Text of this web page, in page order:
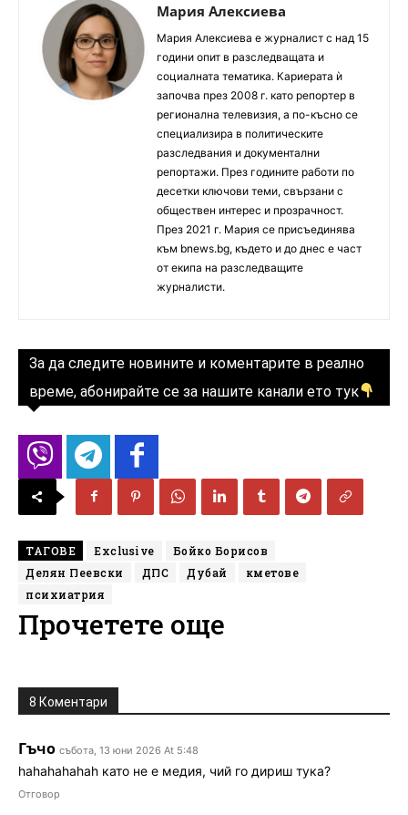
Мария Алексиева
Мария Алексиева е журналист с над 15
години опит в разследващата и
социалната тематика. Кариерата ѝ
започва през 2008 г. като репортер в
регионална телевизия, а по-късно се
специализира в политическите
разследвания и документални
репортажи. През годините работи по
десетки ключови теми, свързани с
обществен интерес и прозрачност.
През 2021 г. Мария се присъединява
към bnews.bg, където и до днес е част
от екипа на разследващите
журналисти.
За да следите новините и коментарите в реално
време, абонирайте се за нашите канали ето тук
ТАГОВЕ Exclusive
Бойко Борисов
Делян Пеевски
ДПС Дубай
кметове
психиатрия
Прочетете още
8 Коментари
Гъчо събота, 13 юни 2026 At 5:48
hahahahahah като не е медия, чий го дириш тука?
Отговор